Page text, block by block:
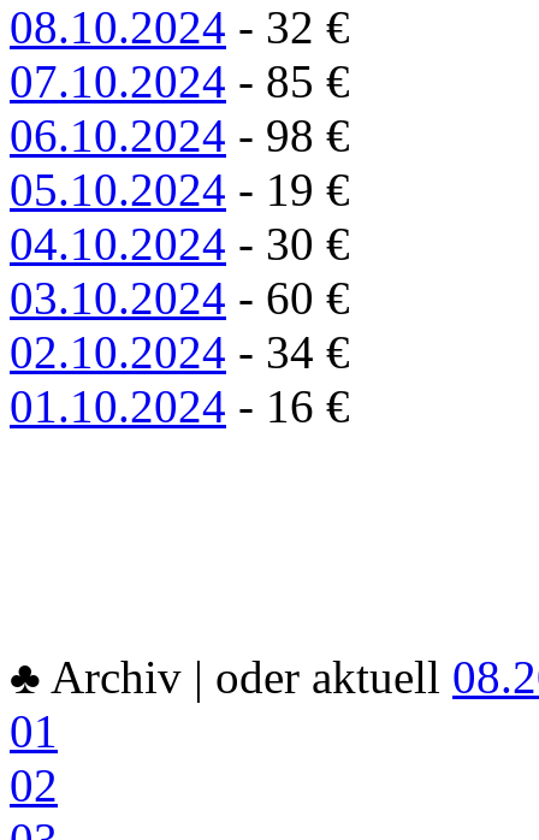
08.10.2024 - 32 €
07.10.2024 - 85 €
06.10.2024 - 98 €
05.10.2024 - 19 €
04.10.2024 - 30 €
03.10.2024 - 60 €
02.10.2024 - 34 €
01.10.2024 - 16 €
♣ Archiv | oder aktuell
01
02